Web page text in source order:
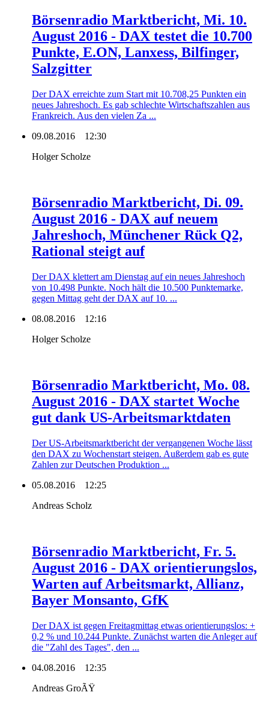
Börsenradio Marktbericht, Mi. 10.
August 2016 - DAX testet die 10.700
Punkte, E.ON, Lanxess, Bilfinger,
Salzgitter
Der DAX erreichte zum Start mit 10.708,25 Punkten ein
neues Jahreshoch. Es gab schlechte Wirtschaftszahlen aus
Frankreich. Aus den vielen Za ...
09.08.2016
12:30
Holger Scholze
Börsenradio Marktbericht, Di. 09.
August 2016 - DAX auf neuem
Jahreshoch, Münchener Rück Q2,
Rational steigt auf
Der DAX klettert am Dienstag auf ein neues Jahreshoch
von 10.498 Punkte. Noch hält die 10.500 Punktemarke,
gegen Mittag geht der DAX auf 10. ...
08.08.2016
12:16
Holger Scholze
Börsenradio Marktbericht, Mo. 08.
August 2016 - DAX startet Woche
gut dank US-Arbeitsmarktdaten
Der US-Arbeitsmarktbericht der vergangenen Woche lässt
den DAX zu Wochenstart steigen. Außerdem gab es gute
Zahlen zur Deutschen Produktion ...
05.08.2016
12:25
Andreas Scholz
Börsenradio Marktbericht, Fr. 5.
August 2016 - DAX orientierungslos,
Warten auf Arbeitsmarkt, Allianz,
Bayer Monsanto, GfK
Der DAX ist gegen Freitagmittag etwas orientierungslos: +
0,2 % und 10.244 Punkte. Zunächst warten die Anleger auf
die "Zahl des Tages", den ...
04.08.2016
12:35
Andreas GroÃŸ